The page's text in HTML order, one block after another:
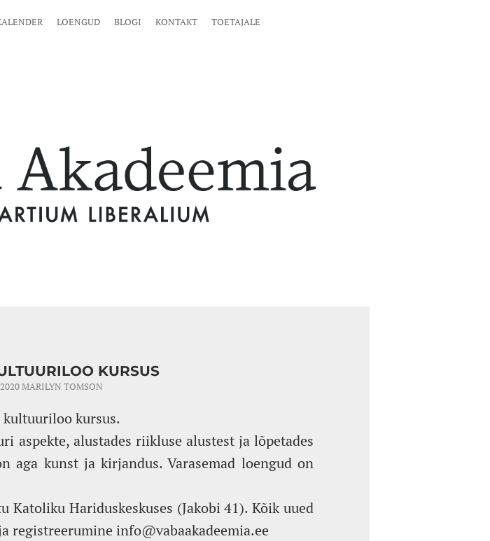
LOENGUD BLOGI KONTAKT TOETAJALE
KURSUS
MARILYN TOMSON
kursus.
aspekte, alustades riikluse alustest ja lõpetades
aga kunst ja kirjandus. Varasemad loengud on
Hariduskeskuses (Jakobi 41). Kõik uued
registreerumine info@vabaakadeemia.ee